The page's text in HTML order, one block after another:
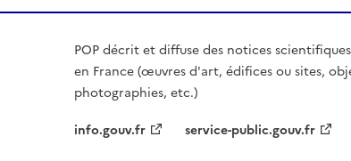
POP décrit et diffuse des notices
en France (œuvres d'art, édifices ou sites,
photographies, etc.)
info.gouv.fr
service-public.gouv.fr